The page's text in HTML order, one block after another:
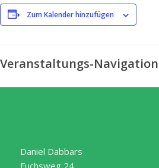
Zum Kalender hinzufügen
Veranstaltungs-Navigation
Daniel Dabbars
Fuchsweg 24